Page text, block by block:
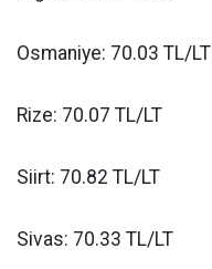
Osmaniye: 70.03 TL/LT
Rize: 70.07 TL/LT
Siirt: 70.82 TL/LT
Sivas: 70.33 TL/LT